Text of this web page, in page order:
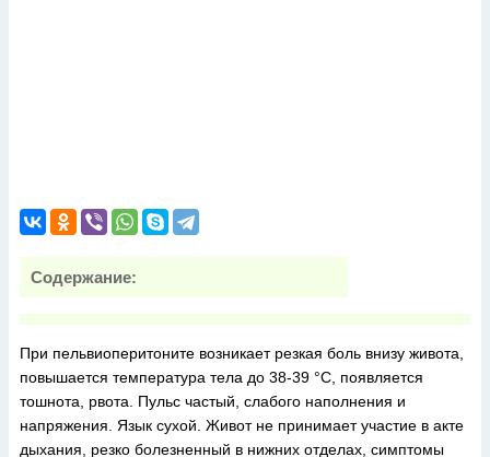
Содержание:
При пельвиоперитоните возникает резкая боль внизу живота,
повышается температура тела до 38-39 °С, появляется
тошнота, рвота. Пульс частый, слабого наполнения и
напряжения. Язык сухой. Живот не принимает участие в акте
дыхания, резко болезненный в нижних отделах, симптомы